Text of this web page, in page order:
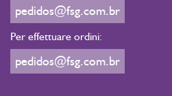
pedidos@fsg.com.br
Per effettuare ordini:
pedidos@fsg.com.br